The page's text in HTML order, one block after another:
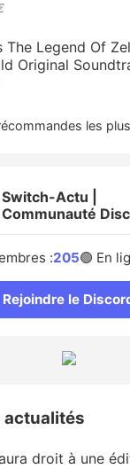
The Legend Of
Original
les
Switch-Actu |
Communauté
:205🟢 En
Rejoindre le
actualités
droit à une